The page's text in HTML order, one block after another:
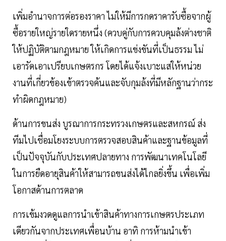
เพิ่มอํานาจการต่อรองราคา ไม่ให้มีการกดราคารับซื้อจากผู้
ซื้อรายใหญ่รายใดรายหนึ่ง (ควบคู่กับการควบคุมล้งต่างชาติ
ให้ปฏิบัติตามกฎหมาย ให้เกิดการแข่งขันที่เป็นธรรม ไม่
เอารัดเอาเปรียบเกษตรกร โดยได้แจ้งเบาะแสให้หน่วย
งานที่เกี่ยวข้องเข้าตรวจค้นและจับกุมล้งที่มีหลักฐานว่ากระ
ทําผิดกฎหมาย)
ด้านการขนส่ง บูรณาการกระทรวงเกษตรและสหกรณ์ ส่ง
ทีมไปเชื่อมโยงระบบการตรวจสอบสินค้าและฐานข้อมูลที่
เป็นปัจจุบันกับประเทศปลายทาง การพัฒนาเทคโนโลยี
ในการยืดอายุสินค้าให้สามารถขนส่งได้ไกลยิ่งขึ้น เพื่อเพิ่ม
โอกาสด้านการตลาด
การเข้มงวดดูแลการนําเข้าสินค้าทางการเกษตรประเภท
เดียวกันจากประเทศเพื่อนบ้าน อาทิ การห้ามนําเข้า